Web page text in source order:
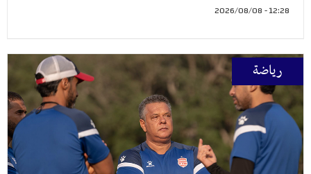
12:28 - 2026/08/08
رياضة